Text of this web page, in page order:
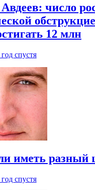
число
12 млн
год спустя
иметь разный
год спустя